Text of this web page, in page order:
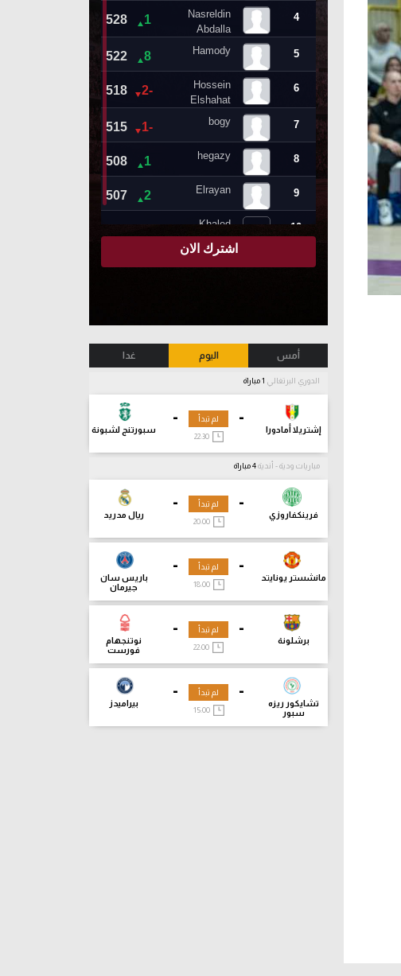
أمس اليوم غدا
الدوري البرتغالي
-
إشتريلا أمادورا
-
سبورتنج لشبونة
لم تبدأ
22:30
مباريات ودية - أندية
-
فرينكفاروزي
-
ريال مدريد
لم تبدأ
20:00
-
مانشستر يونايتد
-
باريس سان
جيرمان
لم تبدأ
18:00
-
برشلونة
-
نوتنجهام
فورست
لم تبدأ
-
تشايكور ريزه
سبور
-
بيراميدز
لم تبدأ
15:00